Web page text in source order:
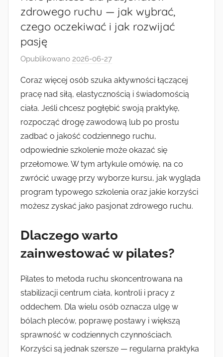
zdrowego ruchu — jak wybrać,
czego oczekiwać i jak rozwijać
pasję
Opublikowano 2026-06-27
z
e
z
k
a
s
i
a
Coraz więcej osób szuka aktywności łączącej
pracę nad siłą, elastycznością i świadomością
ciała. Jeśli chcesz pogłębić swoją praktykę,
rozpocząć drogę zawodową lub po prostu
zadbać o jakość codziennego ruchu,
odpowiednie szkolenie może okazać się
przełomowe. W tym artykule omówię, na co
zwrócić uwagę przy wyborze kursu, jak wygląda
program typowego szkolenia oraz jakie korzyści
możesz zyskać jako pasjonat zdrowego ruchu.
Dlaczego warto
zainwestować w pilates?
Pilates to metoda ruchu skoncentrowana na
stabilizacji centrum ciała, kontroli i pracy z
oddechem. Dla wielu osób oznacza ulgę w
bólach pleców, poprawę postawy i większą
sprawność w codziennych czynnościach.
Korzyści są jednak szersze — regularna praktyka